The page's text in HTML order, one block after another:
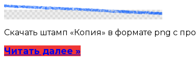
Скачать штамп «Копия» в формате png с
Читать далее »